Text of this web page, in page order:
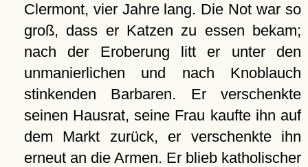
Clermont, vier Jahre lang. Die Not war so
groß, dass er Katzen zu essen bekam;
nach der Eroberung litt er unter den
unmanierlichen und nach Knoblauch
stinkenden Barbaren. Er verschenkte
seinen Hausrat, seine Frau kaufte ihn auf
dem Markt zurück, er verschenkte ihn
erneut an die Armen. Er blieb katholischer